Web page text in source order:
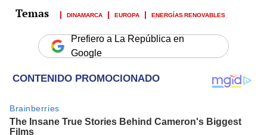
DINAMARCA EUROPA ENERGÍAS RENOVABLES
Prefiero a La República en
Google